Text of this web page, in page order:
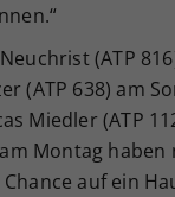
(ATP
(ATP 638) am
Miedler (ATP
Montag
auf ein